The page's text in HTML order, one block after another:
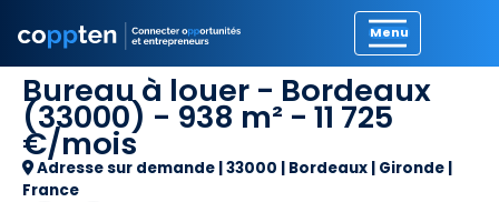
Bureau à louer - Bordeaux
(33000) - 938 m² - 11 725
€/mois
Adresse sur demande | 33000 | Bordeaux | Gironde |
France